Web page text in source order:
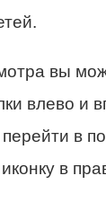
вы
влево и
в
в